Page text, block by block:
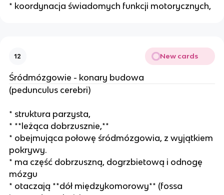
* koordynacja świadomych funkcji motorycznych,
12 New cards
Śródmózgowie - konary budowa
(pedunculus cerebri)
* struktura parzysta,
* **leżąca dobrzusznie,**
* obejmująca połowę śródmózgowia, z wyjątkiem
pokrywy.
* ma część dobrzuszną, dogrzbietową i odnogę
mózgu
* otaczają **dół międzykomorowy** (fossa